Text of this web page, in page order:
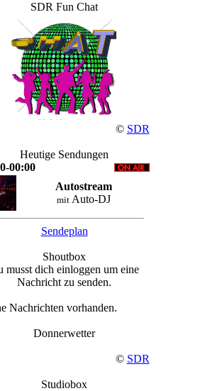
SDR Fun Chat
© SDR
Heutige Sendungen
00:00
Autostream
mitAuto-DJ
Sendeplan
Shoutbox
musst dich einloggen um eine
Nachricht zu senden.
Nachrichten vorhanden.
Donnerwetter
© SDR
Studiobox